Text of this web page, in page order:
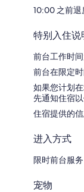
10:00 之前退
特别入住说
前台工作时
前台在限定
如果您计划
先通知住宿以
住宿提供的
进入方式
限时前台服务
宠物